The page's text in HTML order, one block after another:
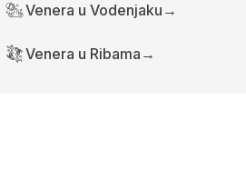
Venera u Vodenjaku →
Venera u Ribama →